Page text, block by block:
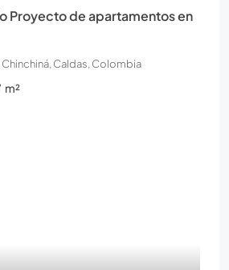
Proyecto de apartamentos en
Caldas, Colombia
m²